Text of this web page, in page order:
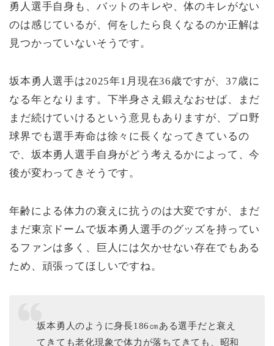
勇人選手自身も、バットのキレや、体のキレがない
のは感じているが、何をしたら良くなるのか正解は
見つかっていないそうです。
坂本勇人選手は2025年1月現在36歳ですが、37歳に
なる年となります。下半身さえ鍛えなおせば、まだ
まだ続けていけるという意見もありますが、プロ野
球界でも選手寿命は徐々に長くなってきているの
で、坂本勇人選手自身がどう考えるかによって、今
後が変わってきそうです。
年齢による体力の衰えに抗うのは大変ですが、まだ
まだ東京ドームで坂本勇人選手のグッズを持ってい
るファンは多く、巨人には欠かせない存在でもある
ため、頑張ってほしいですね。
坂本勇人のように身長186㎝ある選手だと衰え
てきても老化現象で体力が落ちてきても、昭和